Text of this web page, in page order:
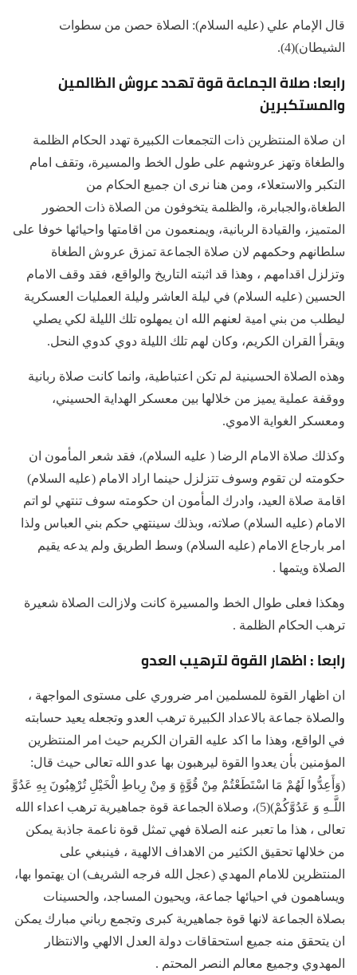
قال الإمام علي (عليه السلام): الصلاة حصن من سطوات
الشيطان)(4).
رابعا: صلاة الجماعة قوة تهدد عروش الظالمين
والمستكبرين
ان صلاة المنتظرين ذات التجمعات الكبيرة تهدد الحكام الظلمة
والطغاة وتهز عروشهم على طول الخط والمسيرة، وتقف امام
التكبر والاستعلاء، ومن هنا نرى ان جميع الحكام من
الطغاة،والجبابرة، والظلمة يتخوفون من الصلاة ذات الحضور
المتميز، والقيادة الربانية، ويمنعمون من اقامتها واحيائها خوفا على
سلطانهم وحكمهم لان صلاة الجماعة تمزق عروش الطغاة
وتزلزل اقدامهم ، وهذا قد اثبته التاريخ والواقع، فقد وقف الامام
الحسين (عليه السلام) في ليلة العاشر وليلة العمليات العسكرية
ليطلب من بني امية لعنهم الله ان يمهلوه تلك الليلة لكي يصلي
ويقرأ القران الكريم، وكان لهم تلك الليلة دوي كدوي النحل.
وهذه الصلاة الحسينية لم تكن اعتباطية، وانما كانت صلاة ربانية
ووقفة عملية يميز من خلالها بين معسكر الهداية الحسيني،
ومعسكر الغواية الاموي.
وكذلك صلاة الامام الرضا ( عليه السلام)، فقد شعر المأمون ان
حكومته لن تقوم وسوف تتزلزل حينما اراد الامام (عليه السلام)
اقامة صلاة العيد، وادرك المأمون ان حكومته سوف تنتهي لو اتم
الامام (عليه السلام) صلاته، وبذلك سينتهي حكم بني العباس ولذا
امر بارجاع الامام (عليه السلام) وسط الطريق ولم يدعه يقيم
الصلاة ويتمها .
وهكذا فعلى طوال الخط والمسيرة كانت ولازالت الصلاة شعيرة
ترهب الحكام الظلمة .
رابعا : اظهار القوة لترهيب العدو
ان اظهار القوة للمسلمين امر ضروري على مستوى المواجهة ،
والصلاة جماعة بالاعداد الكبيرة ترهب العدو وتجعله يعيد حسابته
في الواقع، وهذا ما اكد عليه القران الكريم حيث امر المنتظرين
المؤمنين بأن يعدوا القوة ليرهبون بها عدو الله تعالى حيث قال:
(وَأَعِدُّوا لَهُمْ مَا اسْتَطَعْتُمْ مِنْ قُوَّةٍ وَ مِنْ رِباطِ الْخَيْلِ تُرْهِبُونَ بِهِ عَدُوَّ
اللَّـهِ وَ عَدُوَّكُمْ)(5)، وصلاة الجماعة قوة جماهيرية ترهب اعداء الله
تعالى ، هذا ما تعبر عنه الصلاة فهي تمثل قوة ناعمة جاذبة يمكن
من خلالها تحقيق الكثير من الاهداف الالهية ، فينبغي على
المنتظرين للامام المهدي (عجل الله فرجه الشريف) ان يهتموا بها،
ويساهمون في احيائها جماعة، ويحيون المساجد، والحسينات
بصلاة الجماعة لانها قوة جماهيرية كبرى وتجمع رباني مبارك يمكن
ان يتحقق منه جميع استحقاقات دولة العدل الالهي والانتظار
المهدوي وجميع معالم النصر المحتم .